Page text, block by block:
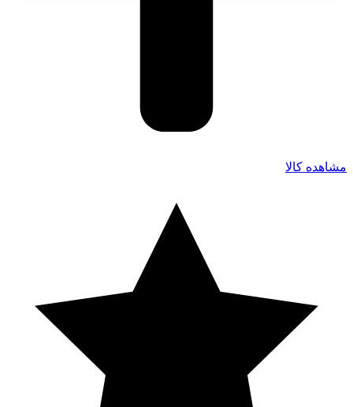
مشاهده کالا